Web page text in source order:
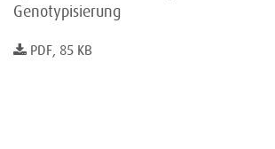
Genotypisierung
PDF, 85 KB